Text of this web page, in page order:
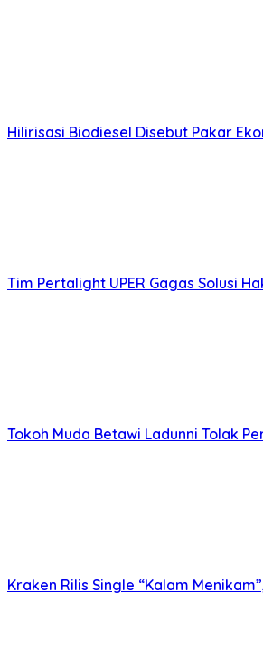
Hilirisasi Biodiesel Disebut Pakar
Tim Pertalight UPER Gagas Solusi
Tokoh Muda Betawi Ladunni Tolak
Kraken Rilis Single “Kalam